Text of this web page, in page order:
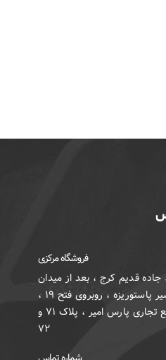
فروشگاه مرکزی
جاده قدیم کرج ، بعد از میدان
شیر پاستوریزه ، روبروی فتح ۱۹ ،
مجتمع تجاری پارس امیر ، پلاک ۷۱ و
۷۲